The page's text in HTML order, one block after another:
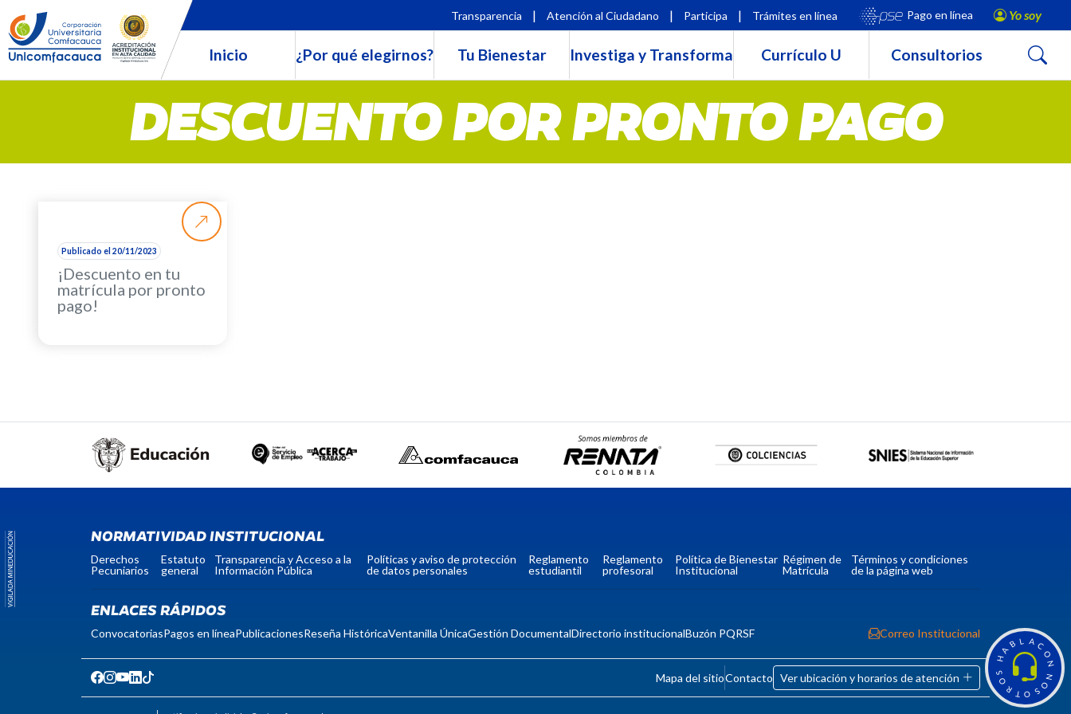
H
A
B L A C
O
N
N
O
S
O
T
R
O
S
Transparencia | Atención al Ciudadano | Participa | Trámites en línea Pago en línea Yo soy
Inicio ¿Por qué elegirnos? Tu Bienestar Investiga y Transforma Currículo U Consultorios Buscar
DESCUENTO POR PRONTO PAGO
Publicado el 20/11/2023
¡Descuento en tu
matrícula por pronto
pago!
NORMATIVIDAD INSTITUCIONAL
Derechos
Pecuniarios
Estatuto
general
Transparencia y Acceso a la
Información Pública
Políticas y aviso de protección
de datos personales
Reglamento
estudiantil
Reglamento
profesoral
Política de Bienestar
Institucional
Régimen de
Matrícula
Términos y condiciones
de la página web
ENLACES RÁPIDOS
ConvocatoriasPagos en líneaPublicacionesReseña HistóricaVentanilla ÚnicaGestión DocumentalDirectorio institucionalBuzón PQRSF Correo Institucional
Mapa del sitioContacto Ver ubicación y horarios de atención